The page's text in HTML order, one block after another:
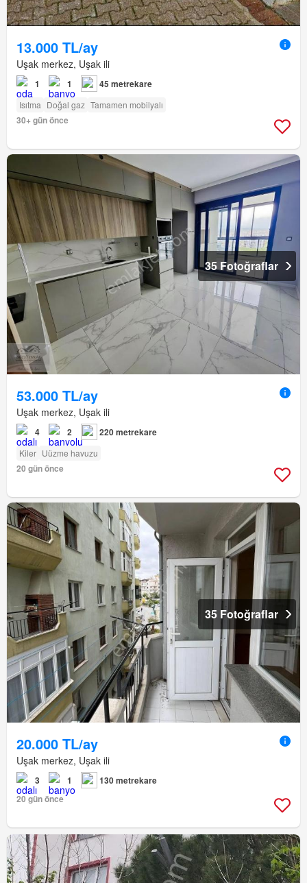
13.000 TL/ay
Uşak merkez, Uşak ili
1 1 45 metrekare
Isıtma Doğal gaz Tamamen mobilyalı
30+ gün önce
35 Fotoğraflar
53.000 TL/ay
Uşak merkez, Uşak ili
4 2 220 metrekare
Kiler Uüzme havuzu
20 gün önce
35 Fotoğraflar
20.000 TL/ay
Uşak merkez, Uşak ili
3 1
130 metrekare
20 gün önce